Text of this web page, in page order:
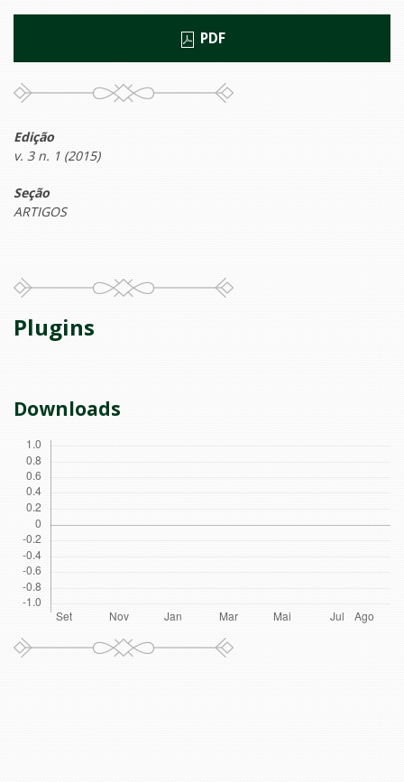
PDF
Edição
v. 3 n. 1 (2015)
Seção
ARTIGOS
Plugins
Downloads